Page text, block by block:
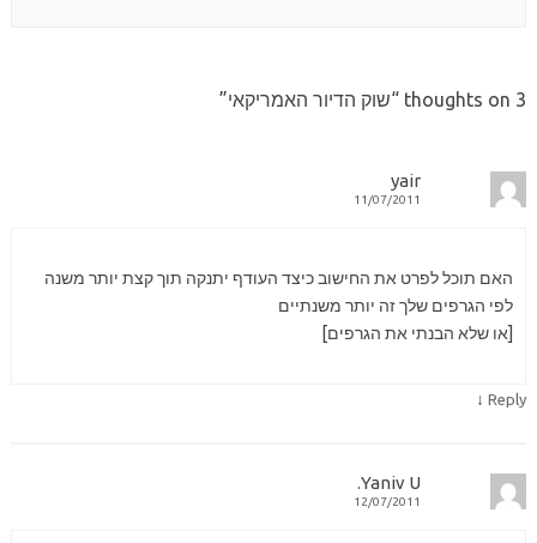
3 thoughts on “ שוק הדיור האמריקאי”
yair
11/07/2011
האם תוכל לפרט את החישוב כיצד העודף יתנקה תוך קצת יותר משנה
לפי הגרפים שלך זה יותר משנתיים
[או שלא הבנתי את הגרפים]
Reply
↓
Yaniv U.
12/07/2011